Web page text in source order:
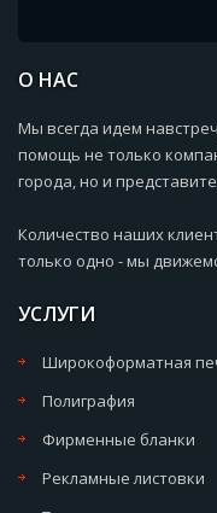
О НАС
Мы всегда идем
помощь не только
города, но и
Количество наших
только одно - мы
УСЛУГИ
Широкоформатная
Полиграфия
Фирменные бланки
Рекламные листовки